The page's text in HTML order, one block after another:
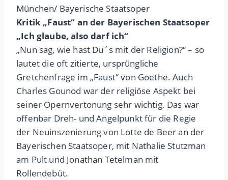
München/ Bayerische Staatsoper
Kritik „Faust“ an der Bayerischen Staatsoper
„Ich glaube, also darf ich“
„Nun sag, wie hast Du´s mit der Religion?“ – so
lautet die oft zitierte, ursprüngliche
Gretchenfrage im „Faust“ von Goethe. Auch
Charles Gounod war der religiöse Aspekt bei
seiner Opernvertonung sehr wichtig. Das war
offenbar Dreh- und Angelpunkt für die Regie
der Neuinszenierung von Lotte de Beer an der
Bayerischen Staatsoper, mit Nathalie Stutzman
am Pult und Jonathan Tetelman mit
Rollendebüt.